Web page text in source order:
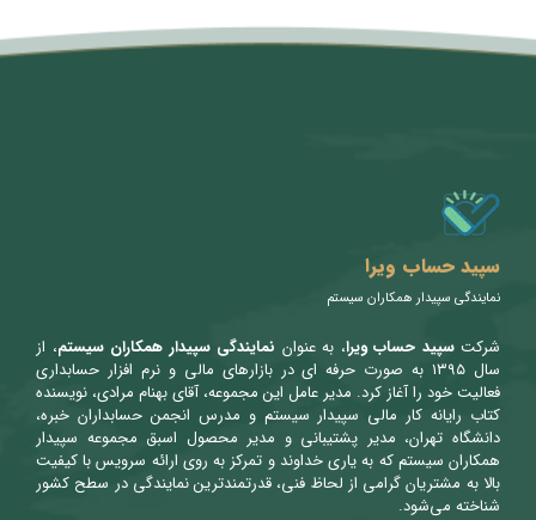
متن سربرگ خود را وارد کنید
سپید حساب ویرا
نمایندگی سپیدار همکاران سیستم
شرکتسپید حساب ویرا، به عنوان نمایندگی سپیدار همکاران سیستم، از
سال ۱۳۹۵ به صورت حرفه ای در بازارهای مالی و نرم افزار حسابداری
فعالیت خود را آغاز کرد. مدیر عامل این مجموعه، آقای بهنام مرادی، نویسنده
کتاب رایانه کار مالی سپیدار سیستم و مدرس انجمن حسابداران خبره،
دانشگاه تهران، مدیر پشتیبانی و مدیر محصول اسبق مجموعه سپیدار
همکاران سیستم که به یاری خداوند و تمرکز به روی ارائه سرویس با کیفیت
بالا به مشتریان گرامی از لحاظ فنی، قدرتمندترین نمایندگی در سطح کشور
شناخته می‌شود.